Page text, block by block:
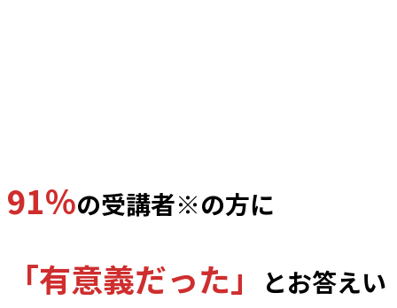
91％の受講者※の方に
「有意義だった」
とお答えい